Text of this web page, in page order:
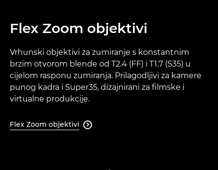
Flex Zoom objektivi
Vrhunski objektivi za zumiranje s konstantnim
brzim otvorom blende od T2.4 (FF) i T1.7 (S35) u
cijelom rasponu zumiranja. Prilagodljivi za kamere
punog kadra i Super35, dizajnirani za filmske i
virtualne produkcije.
Flex Zoom objektivi 